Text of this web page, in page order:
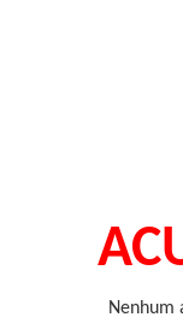
Nenhum